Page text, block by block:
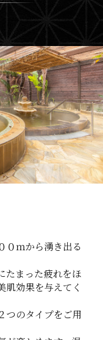
０ｍから湧き出る
たまった疲れをほ
肌効果を与えてく
つのタイプをご用